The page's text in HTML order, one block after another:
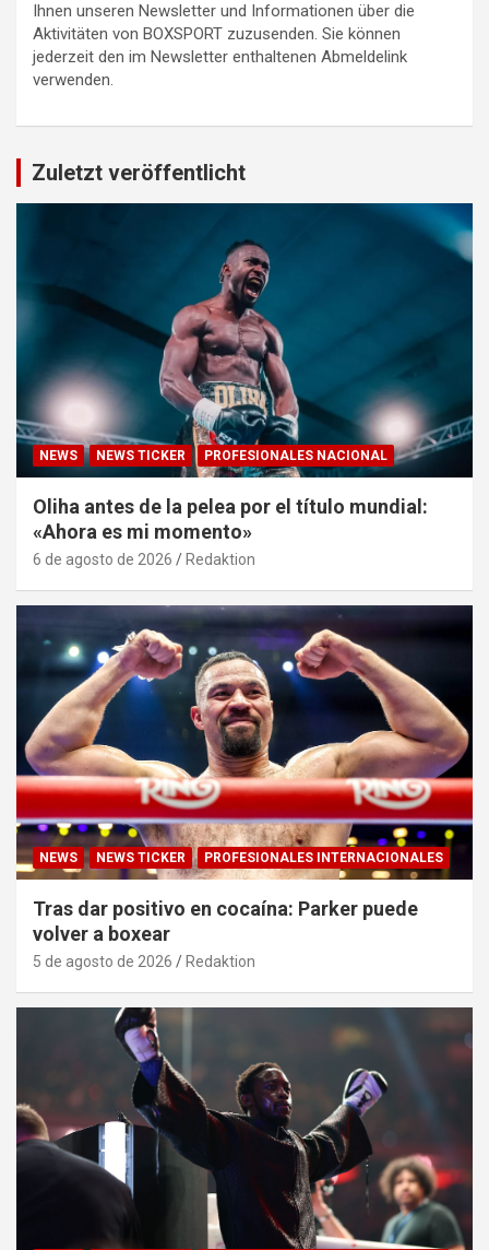
Ihnen unseren Newsletter und Informationen über die
Aktivitäten von BOXSPORT zuzusenden. Sie können
jederzeit den im Newsletter enthaltenen Abmeldelink
verwenden.
Zuletzt veröffentlicht
NEWS NEWS TICKER PROFESIONALES NACIONAL
Oliha antes de la pelea por el título mundial:
«Ahora es mi momento»
6 de agosto de 2026 Redaktion
NEWS NEWS TICKER PROFESIONALES INTERNACIONALES
Tras dar positivo en cocaína: Parker puede
volver a boxear
5 de agosto de 2026 Redaktion